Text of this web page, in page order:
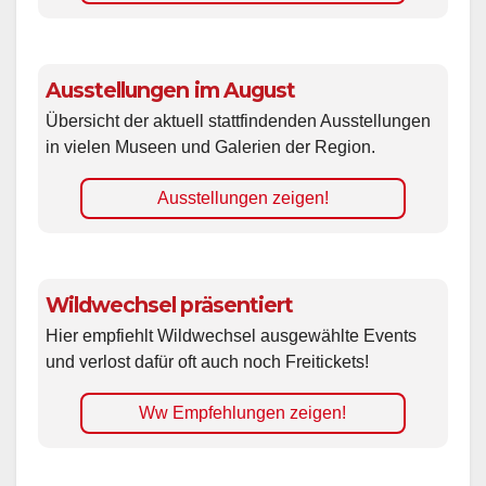
Ausstellungen im August
Übersicht der aktuell stattfindenden Ausstellungen
in vielen Museen und Galerien der Region.
Ausstellungen zeigen!
Wildwechsel präsentiert
Hier empfiehlt Wildwechsel ausgewählte Events
und verlost dafür oft auch noch Freitickets!
Ww Empfehlungen zeigen!